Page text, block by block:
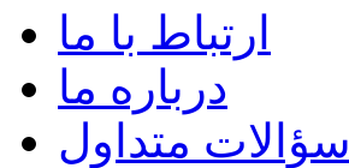
ارتباط با ما
درباره ما
سؤالات متداول